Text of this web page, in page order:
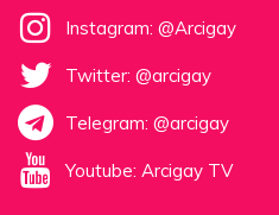
Instagram: @Arcigay
Twitter: @arcigay
Telegram: @arcigay
Youtube: Arcigay TV